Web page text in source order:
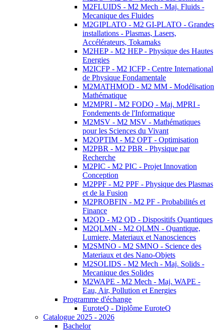
M2FLUIDS - M2 Mech - Maj. Fluids -
Mecanique des Fluides
M2GIPLATO - M2 GI-PLATO - Grandes
installations - Plasmas, Lasers,
Accélérateurs, Tokamaks
M2HEP - M2 HEP - Physique des Hautes
Energies
M2ICFP - M2 ICFP - Centre International
de Physique Fondamentale
M2MATHMOD - M2 MM - Modélisation
Mathématique
M2MPRI - M2 FODQ - Maj. MPRI -
Fondements de l'Informatique
M2MSV - M2 MSV - Mathématiques
pour les Sciences du Vivant
M2OPTIM - M2 OPT - Optimisation
M2PBR - M2 PBR - Physique par
Recherche
M2PIC - M2 PIC - Projet Innovation
Conception
M2PPF - M2 PPF - Physique des Plasmas
et de la Fusion
M2PROBFIN - M2 PF - Probabilités et
Finance
M2QD - M2 QD - Dispositifs Quantiques
M2QLMN - M2 QLMN - Quantique,
Lumiere, Materiaux et Nanosciences
M2SMNO - M2 SMNO - Science des
Materiaux et des Nano-Objets
M2SOLIDS - M2 Mech - Maj. Solids -
Mecanique des Solides
M2WAPE - M2 Mech - Maj. WAPE -
Eau, Air, Pollution et Energies
Programme d'échange
EuroteQ - Diplôme EuroteQ
Catalogue 2025 - 2026
Bachelor